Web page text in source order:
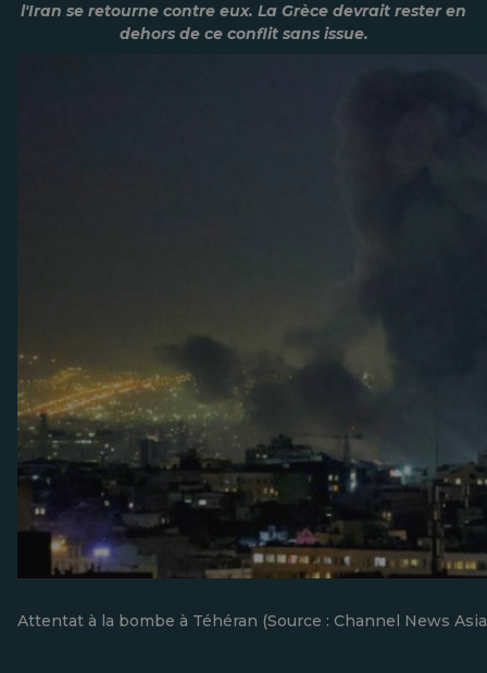
l'Iran se retourne contre eux. La Grèce devrait rester en
dehors de ce conflit sans issue.
Attentat à la bombe à Téhéran (Source : Channel News